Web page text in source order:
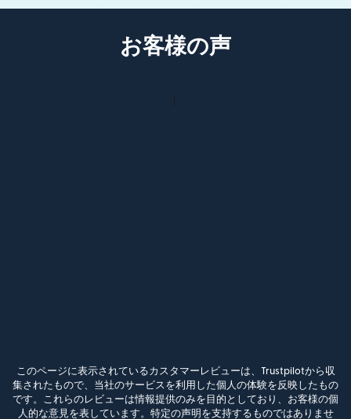
お客様の声
このページに表示されているカスタマーレビューは、Trustpilotから収
集されたもので、当社のサービスを利用した個人の体験を反映したもの
です。これらのレビューは情報提供のみを目的としており、お客様の個
人的な意見を表しています。特定の声明を支持するものではありませ